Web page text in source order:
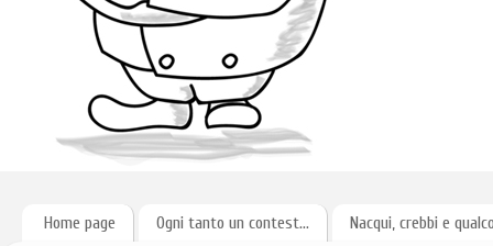
Home page Ogni tanto un contest... Nacqui, crebbi e